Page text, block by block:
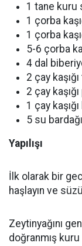
1 tane kuru
1 çorba
1 çorba
5-6 çorba
4 dal
2 çay
2 çay
1 çay
5 su
Yapılışı
İlk olarak bir
haşlayın ve
Zeytinyağını
doğranmış